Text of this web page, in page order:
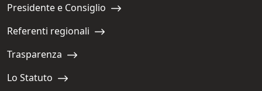
Navigate to:
Presidente e Consiglio
Navigate to:
Referenti regionali
Navigate to:
Trasparenza
Navigate to:
Lo Statuto